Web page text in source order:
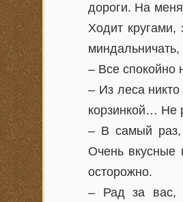
дороги. На
Ходит
– Все спокойно
– Из леса
корзинкой… Не
– В самый раз,
Очень вкусные
осторожно.
– Рад за вас,